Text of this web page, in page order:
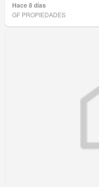
Hace 8 días
GF PROPIEDADES